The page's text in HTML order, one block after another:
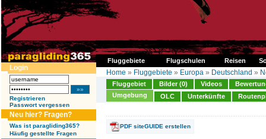
Fluggebiete Flugschulen Reisen
Login
Registrieren
Passwort vergessen
Neu hier? Fragen?
Was ist paragliding365?
Häufig gestellte Fragen
Home » Fluggebiete » Europa » Deutschland »
Fluggebiet Bilder (0) Videos
Umgebung
OLC Unterkünfte
PDF siteGUIDE erstellen